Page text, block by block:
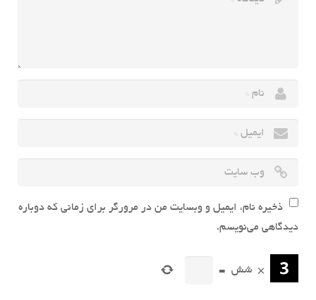
ذخیره نام، ایمیل و وبسایت من در مرورگر برای زمانی که دوباره
دیدگاهی می‌نویسم.
× شش =